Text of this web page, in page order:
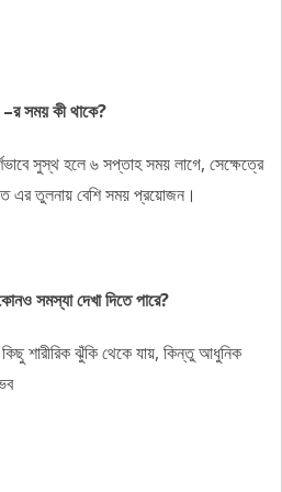
সময় কী থাকে?
সুস্থ হলে ৬ সপ্তাহ সময় লাগে, সেক্ষেত্রে
এর তুলনায় বেশি সময় প্রয়োজন।
সমস্যা দেখা দিতে পারে?
শারীরিক ঝুঁকি থেকে যায়, কিন্তু আধুনিক